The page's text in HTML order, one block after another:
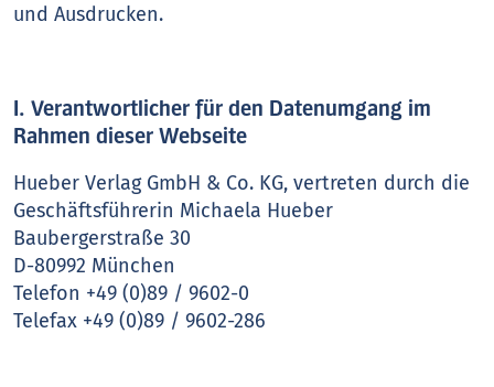
und Ausdrucken.
I. Verantwortlicher für den Datenumgang im
Rahmen dieser Webseite
Hueber Verlag GmbH & Co. KG, vertreten durch die
Geschäftsführerin Michaela Hueber
Baubergerstraße 30
D-80992 München
Telefon +49 (0)89 / 9602-0
Telefax +49 (0)89 / 9602-286